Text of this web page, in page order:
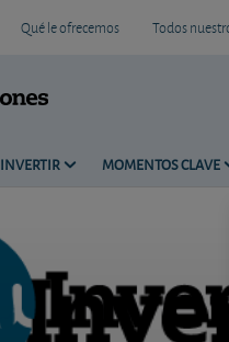
Qué le ofrecemos Todos
INVERTIR MOMENTOS CLAVE